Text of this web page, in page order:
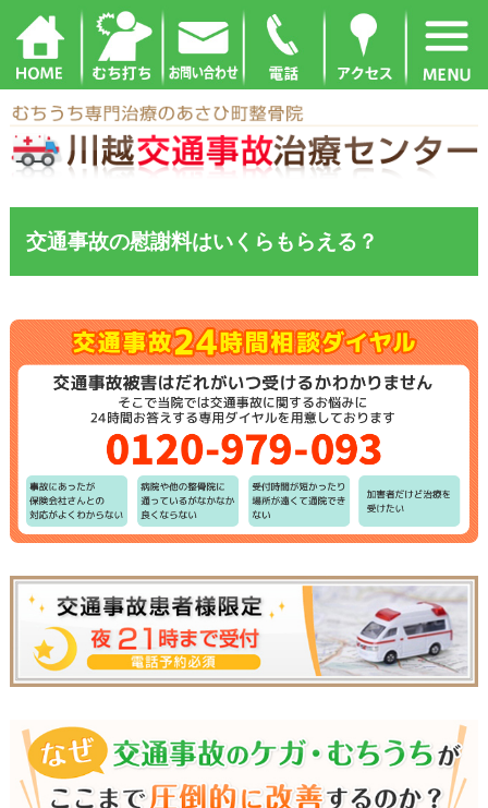
交通事故の慰謝料はいくらもらえる？